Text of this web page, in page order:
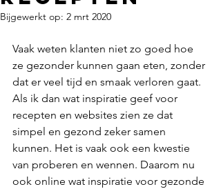
Bijgewerkt op: 2 mrt 2020
Vaak weten klanten niet zo goed hoe
ze gezonder kunnen gaan eten, zonder
dat er veel tijd en smaak verloren gaat.
Als ik dan wat inspiratie geef voor
recepten en websites zien ze dat
simpel en gezond zeker samen
kunnen. Het is vaak ook een kwestie
van proberen en wennen. Daarom nu
ook online wat inspiratie voor gezonde